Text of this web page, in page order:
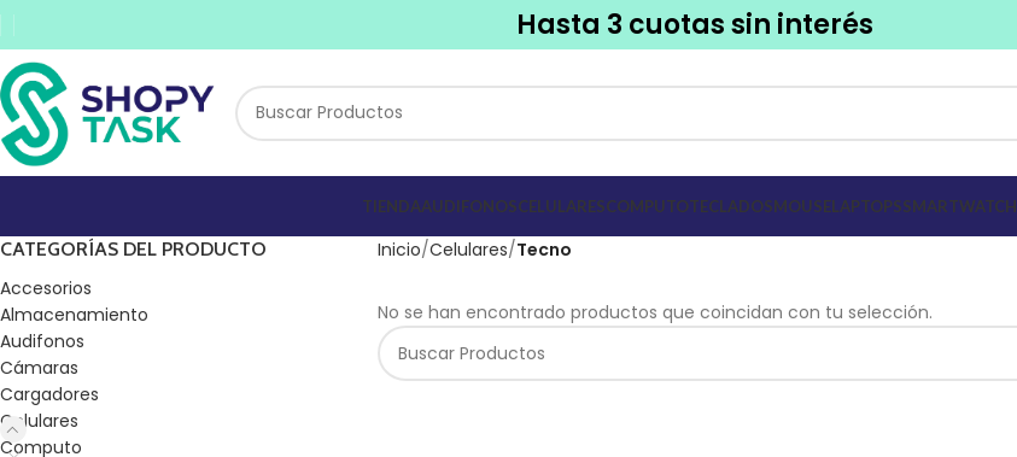
Hasta 3 cuotas sin interés
TIENDAAUDIFONOSCELULARESCOMPUTOTECLADOSMOUSELAPTOPSSMARTWATCH
CATEGORÍAS DEL PRODUCTO
Accesorios
Almacenamiento
Audifonos
Cámaras
Cargadores
Celulares
Computo
Inicio Celulares Tecno
No se han encontrado productos que coincidan con tu selección.